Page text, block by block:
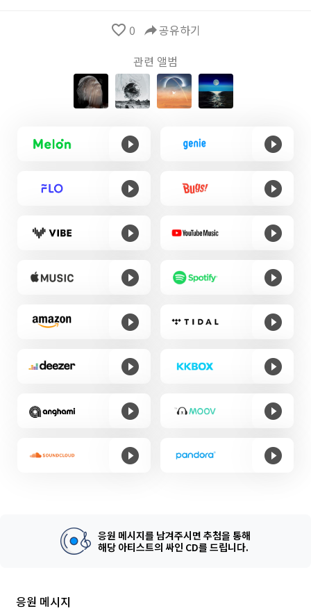
favorite_border 0 reply공유하기
관련 앨범
응원 메시지를 남겨주시면 추첨을 통해
해당 아티스트의 싸인 CD를 드립니다.
응원 메시지